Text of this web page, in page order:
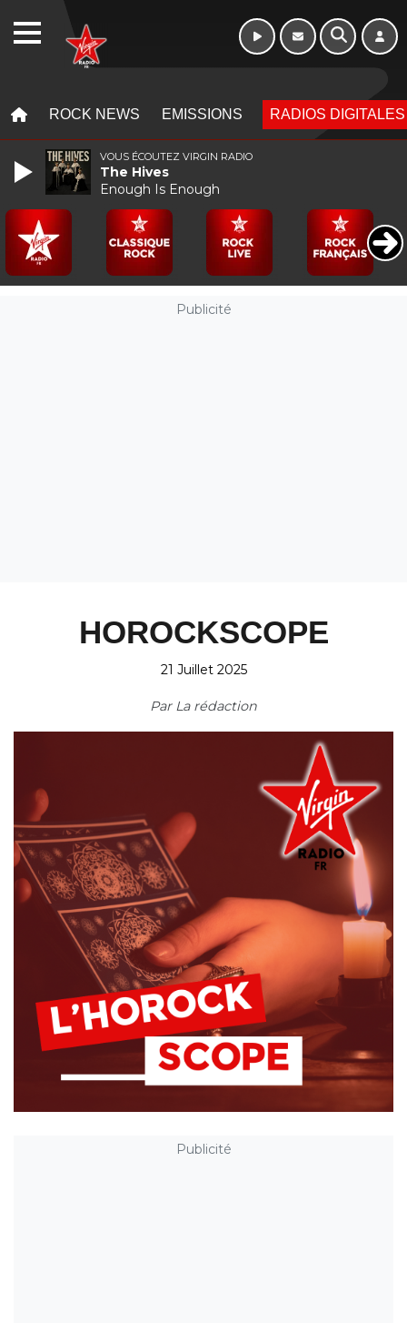
ROCK NEWS EMISSIONS RADIOS DIGITALES
Publicité
HOROCKSCOPE
21 Juillet 2025
Par La rédaction
Publicité
VOUS ÉCOUTEZ VIRGIN RADIO
The Hives
Enough Is Enough
WEBRADIO